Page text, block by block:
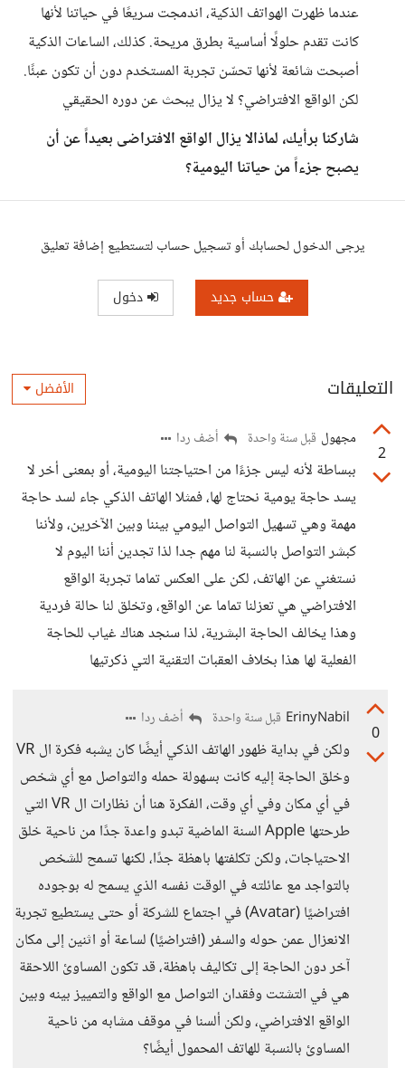
عندما ظهرت الهواتف الذكية، اندمجت سريعًا في حياتنا لأنها
كانت تقدم حلولًا أساسية بطرق مريحة. كذلك، الساعات الذكية
أصبحت شائعة لأنها تحسّن تجربة المستخدم دون أن تكون عبئًا.
لكن الواقع الافتراضي؟ لا يزال يبحث عن دوره الحقيقي
شاركنا برأيك، لماذالا يزال الواقع الافتراضى بعيداً عن أن
يصبح جزءاً من حياتنا اليومية؟
يرجى الدخول لحسابك أو تسجيل حساب لتستطيع إضافة تعليق
حساب جديد دخول
التعليقات الأفضل
2
مجهول قبل سنة واحدة أضف ردا
ببساطة لأنه ليس جزءًا من احتياجتنا اليومية، أو بمعنى أخر لا
يسد حاجة يومية نحتاج لها، فمثلا الهاتف الذكي جاء لسد حاجة
مهمة وهي تسهيل التواصل اليومي بيننا وبين الآخرين، ولأننا
كبشر التواصل بالنسبة لنا مهم جدا لذا تجدين أننا اليوم لا
نستغني عن الهاتف، لكن على العكس تماما تجربة الواقع
الافتراضي هي تعزلنا تماما عن الواقع، وتخلق لنا حالة فردية
وهذا يخالف الحاجة البشرية، لذا سنجد هناك غياب للحاجة
الفعلية لها هذا بخلاف العقبات التقنية التي ذكرتيها
0
ErinyNabil قبل سنة واحدة أضف ردا
ولكن في بداية ظهور الهاتف الذكي أيضًا كان يشبه فكرة ال VR
وخلق الحاجة إليه كانت بسهولة حمله والتواصل مع أي شخص
في أي مكان وفي أي وقت، الفكرة هنا أن نظارات ال VR التي
طرحتها Apple السنة الماضية تبدو واعدة جدًا من ناحية خلق
الاحتياجات، ولكن تكلفتها باهظة جدًا، لكنها تسمح للشخص
بالتواجد مع عائلته في الوقت نفسه الذي يسمح له بوجوده
افتراضيًا (Avatar) في اجتماع للشركة أو حتى يستطيع تجربة
الانعزال عمن حوله والسفر (افتراضيًا) لساعة أو اثنين إلى مكان
آخر دون الحاجة إلى تكاليف باهظة، قد تكون المساوئ اللاحقة
هي في التشتت وفقدان التواصل مع الواقع والتمييز بينه وبين
الواقع الافتراضي، ولكن ألسنا في موقف مشابه من ناحية
المساوئ بالنسبة للهاتف المحمول أيضًا؟